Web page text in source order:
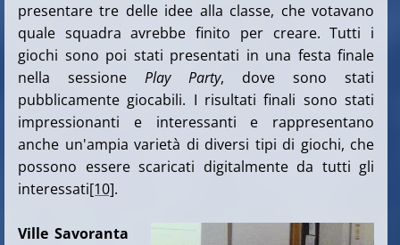
presentare tre delle idee alla classe, che votavano
quale squadra avrebbe finito per creare. Tutti i
giochi sono poi stati presentati in una festa finale
nella sessionePlay Party, dove sono stati
pubblicamente giocabili. I risultati finali sono stati
impressionanti e interessanti e rappresentano
anche un'ampia varietà di diversi tipi di giochi, che
possono essere scaricati digitalmente da tutti gli
interessati[10].
Ville Savoranta